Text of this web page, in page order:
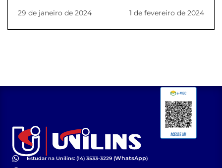
29 de janeiro de 2024
turma de 2023
1 de fevereiro de 2024
Estudar na Unilins: (14) 3533-3229 (WhatsApp)